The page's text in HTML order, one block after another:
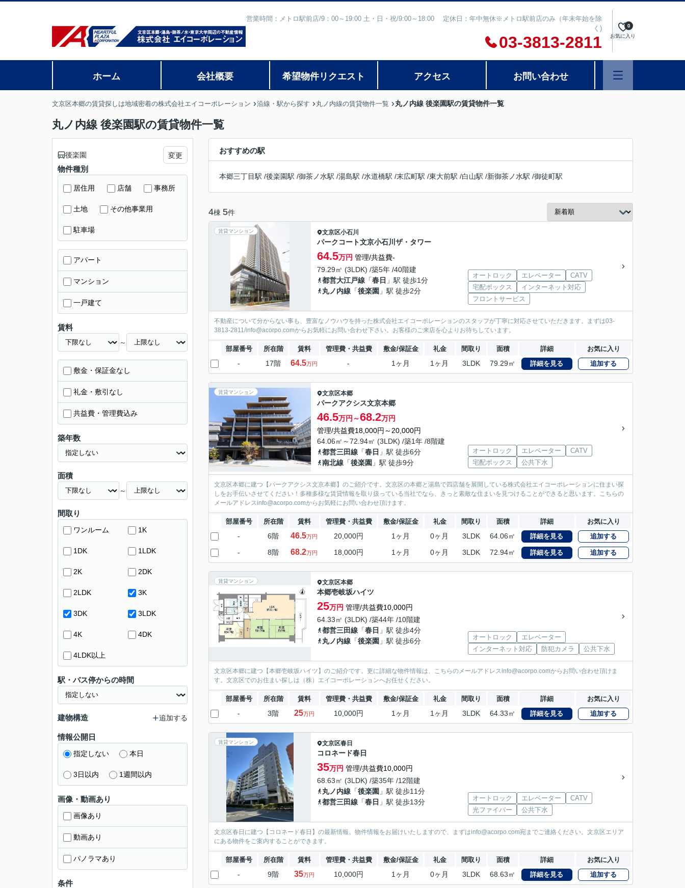
営業時間：メトロ駅前店/9：00～19:00 土・日・祝/9:00～18:00 定休日：年中無休※メトロ駅前店のみ（年末年始を除
く)
03-3813-2811 お気に入り
0
ホーム 会社概要 希望物件リクエスト アクセス お問い合わせ
文京区本郷の賃貸探しは地域密着の株式会社エイコーポレーション 沿線・駅から探す 丸ノ内線の賃貸物件一覧 丸ノ内線 後楽園駅の賃貸物件一覧
丸ノ内線 後楽園駅の賃貸物件一覧
おすすめの駅
本郷三丁目駅 /後楽園駅 /御茶ノ水駅 /湯島駅 /水道橋駅 /末広町駅 /東大前駅 /白山駅 /新御茶ノ水駅 /御徒町駅
4棟 5件
賃貸マンション 文京区小石川
パークコート文京小石川ザ・タワー
64.5万円 管理/共益費-
79.29㎡ (3LDK) /築5年 /40階建
都営大江戸線 「春日 」駅 徒歩1分
丸ノ内線 「後楽園 」駅 徒歩2分
オートロック エレベーター
CATV
宅配ボックス
インターネット対応
フロントサービス
不動産について分からない事も、豊富なノウハウを持った株式会社エイコーポレーションのスタッフが丁寧に対応させていただきます。まずは03-
3813-2811/info@acorpo.comからお気軽にお問い合わせ下さい。お客様のご来店を心よりお待ちしています。
部屋番号 所在階 賃料 管理費・共益費 敷金/保証金 礼金 間取り 面積 詳細 お気に入り
- 17階 64.5万円 - 1ヶ月 1ヶ月 3LDK 79.29㎡ 詳細を見る 追加する
賃貸マンション 文京区本郷
パークアクシス文京本郷
46.5万円～68.2万円
管理/共益費18,000円～20,000円
64.06㎡～72.94㎡ (3LDK) /築1年 /8階建
都営三田線 「春日 」駅 徒歩6分
南北線 「後楽園 」駅 徒歩9分
オートロック エレベーター
CATV
宅配ボックス
公共下水
文京区本郷に建つ【パークアクシス文京本郷】のご紹介です。文京区の本郷と湯島で四店舗を展開している株式会社エイコーポレーションに住まい探
しをお手伝いさせてください！多種多様な賃貸情報を取り扱っている当社でなら、きっと素敵な住まいを見つけることができると思います。こちらの
メールアドレスinfo@acorpo.comからお気軽にお問い合わせ頂けます。
部屋番号 所在階 賃料 管理費・共益費 敷金/保証金 礼金 間取り 面積 詳細 お気に入り
- 6階 46.5万円 20,000円 1ヶ月 0ヶ月 3LDK 64.06㎡ 詳細を見る 追加する
- 8階 68.2万円 18,000円 1ヶ月 0ヶ月 3LDK 72.94㎡ 詳細を見る 追加する
賃貸マンション 文京区本郷
本郷壱岐坂ハイツ
25万円 管理/共益費10,000円
64.33㎡ (3LDK) /築44年 /10階建
都営三田線 「春日 」駅 徒歩4分
丸ノ内線 「後楽園 」駅 徒歩6分 オートロック
エレベーター
インターネット対応
防犯カメラ 公共下水
文京区本郷に建つ【本郷壱岐坂ハイツ】のご紹介です。更に詳細な物件情報は、こちらのメールアドレスinfo@acorpo.comからお問い合わせ頂けま
す。文京区でのお住まい探しは（株）エイコーポレーションへお任せください。
部屋番号 所在階 賃料 管理費・共益費 敷金/保証金 礼金 間取り 面積 詳細 お気に入り
- 3階 25万円 10,000円 1ヶ月 1ヶ月 3LDK 64.33㎡ 詳細を見る 追加する
賃貸マンション 文京区春日
コロネード春日
35万円 管理/共益費10,000円
68.63㎡ (3LDK) /築35年 /12階建
丸ノ内線 「後楽園 」駅 徒歩11分
都営三田線 「春日 」駅 徒歩13分 オートロック エレベーター
CATV
光ファイバー
公共下水
文京区春日に建つ【コロネード春日】の最新情報。物件情報をお届けいたしますので、まずはinfo@acorpo.com宛までご連絡ください。文京区エリア
にある物件をご案内することができます。
部屋番号 所在階 賃料 管理費・共益費 敷金/保証金 礼金 間取り 面積 詳細 お気に入り
- 9階 35万円 10,000円 1ヶ月 0ヶ月 3LDK 68.63㎡ 詳細を見る 追加する
後楽園 変更
物件種別
居住用 店舗 事務所
土地 その他事業用
駐車場
アパート
マンション
一戸建て
賃料
～
敷金・保証金なし
礼金・敷引なし
共益費・管理費込み
築年数
面積
～
間取り
ワンルーム 1K
1DK 1LDK
2K 2DK
2LDK 3K
3DK 3LDK
4K 4DK
4LDK以上
駅・バス停からの時間
建物構造 追加する
情報公開日
指定しない 本日
3日以内 1週間以内
画像・動画あり
画像あり
動画あり
パノラマあり
条件